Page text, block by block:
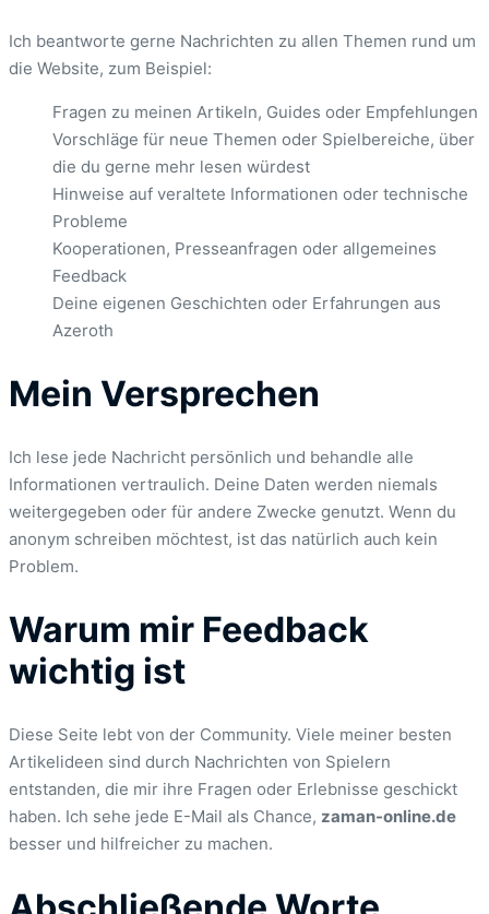
Ich beantworte gerne Nachrichten zu allen Themen rund um
die Website, zum Beispiel:
Fragen zu meinen Artikeln, Guides oder Empfehlungen
Vorschläge für neue Themen oder Spielbereiche, über
die du gerne mehr lesen würdest
Hinweise auf veraltete Informationen oder technische
Probleme
Kooperationen, Presseanfragen oder allgemeines
Feedback
Deine eigenen Geschichten oder Erfahrungen aus
Azeroth
Mein Versprechen
Ich lese jede Nachricht persönlich und behandle alle
Informationen vertraulich. Deine Daten werden niemals
weitergegeben oder für andere Zwecke genutzt. Wenn du
anonym schreiben möchtest, ist das natürlich auch kein
Problem.
Warum mir Feedback
wichtig ist
Diese Seite lebt von der Community. Viele meiner besten
Artikelideen sind durch Nachrichten von Spielern
entstanden, die mir ihre Fragen oder Erlebnisse geschickt
haben. Ich sehe jede E-Mail als Chance, zaman-online.de
besser und hilfreicher zu machen.